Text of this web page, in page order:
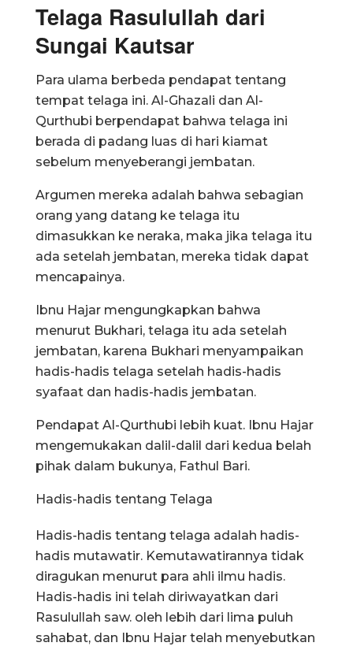
Telaga Rasulullah dari
Sungai Kautsar
Para ulama berbeda pendapat tentang
tempat telaga ini. Al-Ghazali dan Al-
Qurthubi berpendapat bahwa telaga ini
berada di padang luas di hari kiamat
sebelum menyeberangi jembatan.
Argumen mereka adalah bahwa sebagian
orang yang datang ke telaga itu
dimasukkan ke neraka, maka jika telaga itu
ada setelah jembatan, mereka tidak dapat
mencapainya.
Ibnu Hajar mengungkapkan bahwa
menurut Bukhari, telaga itu ada setelah
jembatan, karena Bukhari menyampaikan
hadis-hadis telaga setelah hadis-hadis
syafaat dan hadis-hadis jembatan.
Pendapat Al-Qurthubi lebih kuat. Ibnu Hajar
mengemukakan dalil-dalil dari kedua belah
pihak dalam bukunya, Fathul Bari.
Hadis-hadis tentang Telaga
Hadis-hadis tentang telaga adalah hadis-
hadis mutawatir. Kemutawatirannya tidak
diragukan menurut para ahli ilmu hadis.
Hadis-hadis ini telah diriwayatkan dari
Rasulullah saw. oleh lebih dari lima puluh
sahabat, dan Ibnu Hajar telah menyebutkan